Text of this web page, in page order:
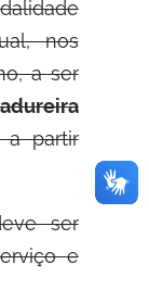
nos
a ser
a partir
ser
e